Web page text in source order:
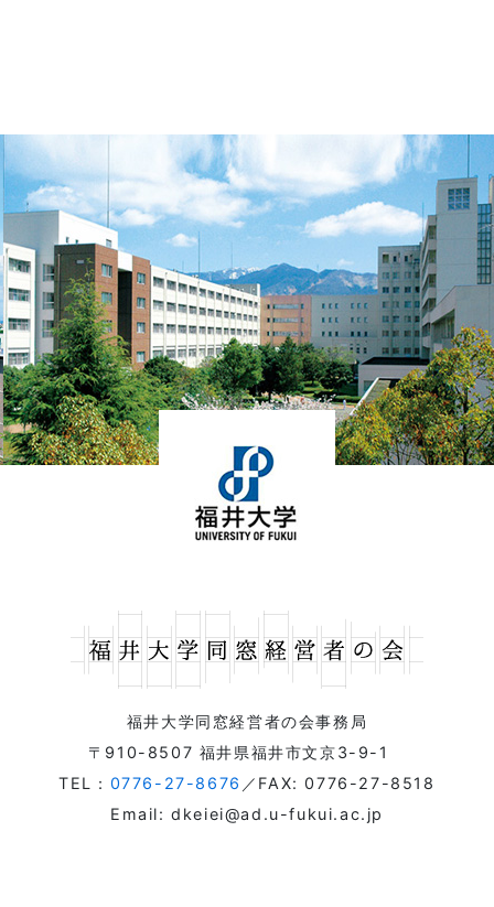
福井大学同窓経営者の会事務局
〒910-8507 福井県福井市文京3-9-1
TEL： 0776-27-8676 ／FAX: 0776-27-8518
Email: dkeiei@ad.u-fukui.ac.jp